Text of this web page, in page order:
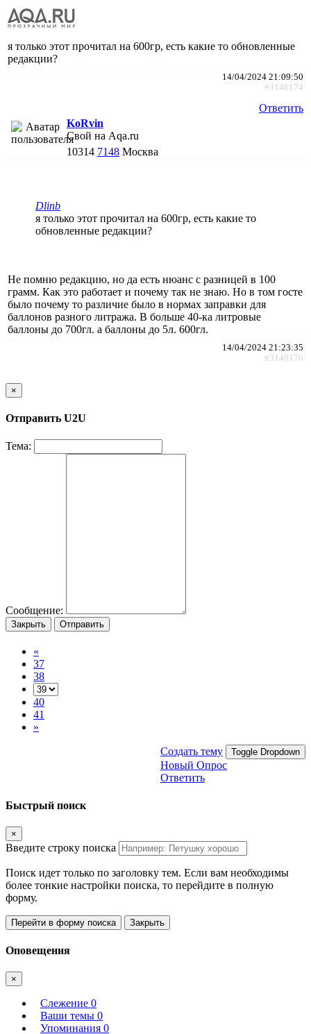
я только этот прочитал на 600гр, есть какие то обновленные
редакции?
14/04/2024 21:09:50
#3146174
Ответить
KoRvin
Свой на Aqa.ru
10314 7148 Москва
Dlinb
я только этот прочитал на 600гр, есть какие то
обновленные редакции?
Не помню редакцию, но да есть нюанс с разницей в 100
грамм. Как это работает и почему так не знаю. Но в том госте
было почему то различие было в нормах заправки для
баллонов разного литража. В больше 40-ка литровые
баллоны до 700гл. а баллоны до 5л. 600гл.
14/04/2024 21:23:35
#3146176
×
Отправить U2U
Тема:
Сообщение:
Закрыть Отправить
«
37
38
40
41
»
Создать тему Toggle Dropdown
Новый Опрос
Ответить
Быстрый поиск
×
Введите строку поиска
Поиск идет только по заголовку тем. Если вам необходимы
более тонкие настройки поиска, то перейдите в полную
форму.
Перейти в форму поиска Закрыть
Оповещения
×
Слежение 0
Ваши темы 0
Упоминания 0